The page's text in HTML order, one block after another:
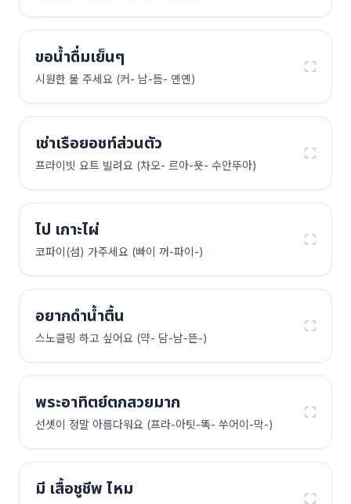
ขอน้ำดื่มเย็นๆ
시원한 물 주세요 (커- 남-듬- 옌옌)
เช่าเรือยอชท์ส่วนตัว
프라이빗 요트 빌려요 (차오- 르아-욧- 수안뚜아)
ไป เกาะไผ่
코파이(섬) 가주세요 (빠이 꺼-파이-)
อยากดำน้ำตื้น
스노클링 하고 싶어요 (약- 담-남-뜬-)
พระอาทิตย์ตกสวยมาก
선셋이 정말 아름다워요 (프라-아팃-똑- 쑤어이-막-)
มี เสื้อชูชีพ ไหม